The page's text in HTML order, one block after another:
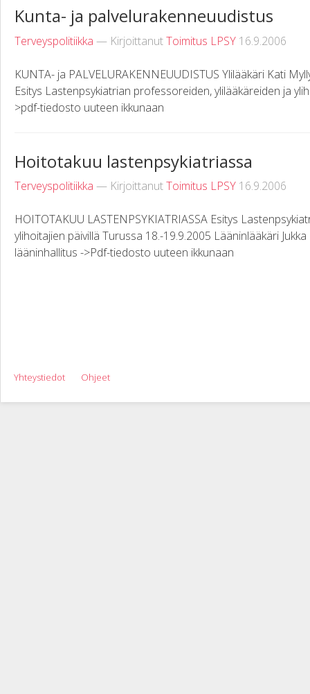
Kunta- ja palvelurakenneuudistus
Terveyspolitiikka — KirjoittanutToimitus LPSY 16.9.2006
KUNTA- ja PALVELURAKENNEUUDISTUS Ylilääkäri Kati
Esitys Lastenpsykiatrian professoreiden, ylilääkäreiden ja
>pdf-tiedosto uuteen ikkunaan
Hoitotakuu lastenpsykiatriassa
Terveyspolitiikka — KirjoittanutToimitus LPSY 16.9.2006
HOITOTAKUU LASTENPSYKIATRIASSA Esitys
ylihoitajien päivillä Turussa 18.-19.9.2005 Lääninlääkäri
lääninhallitus ->Pdf-tiedosto uuteen ikkunaan
Yhteystiedot Ohjeet